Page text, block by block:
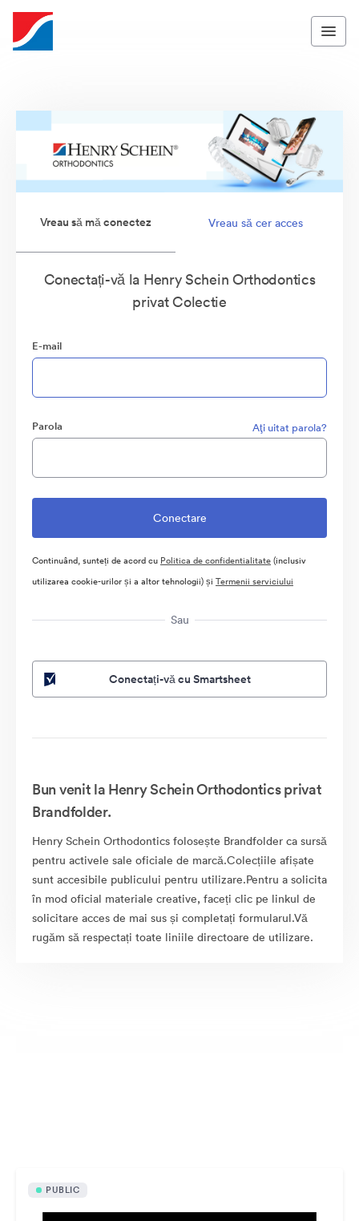
Vreau să mă conectez Vreau să cer acces
Conectați-vă la Henry Schein Orthodontics
privat Colectie
E-mail
Parola Aţi uitat parola?
Continuând, sunteți de acord cu Politica de confidentialitate(inclusiv
utilizarea cookie-urilor și a altor tehnologii) și Termenii serviciului
Sau
Conectați-vă cu Smartsheet
Bun venit la Henry Schein Orthodontics privat
Brandfolder.
Henry Schein Orthodontics folosește Brandfolder ca sursă
pentru activele sale oficiale de marcă.Colecțiile afișate
sunt accesibile publicului pentru utilizare.Pentru a solicita
în mod oficial materiale creative, faceți clic pe linkul de
solicitare acces de mai sus și completați formularul.Vă
rugăm să respectați toate liniile directoare de utilizare.
PUBLIC